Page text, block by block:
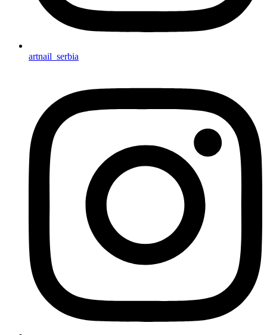
artnail_serbia